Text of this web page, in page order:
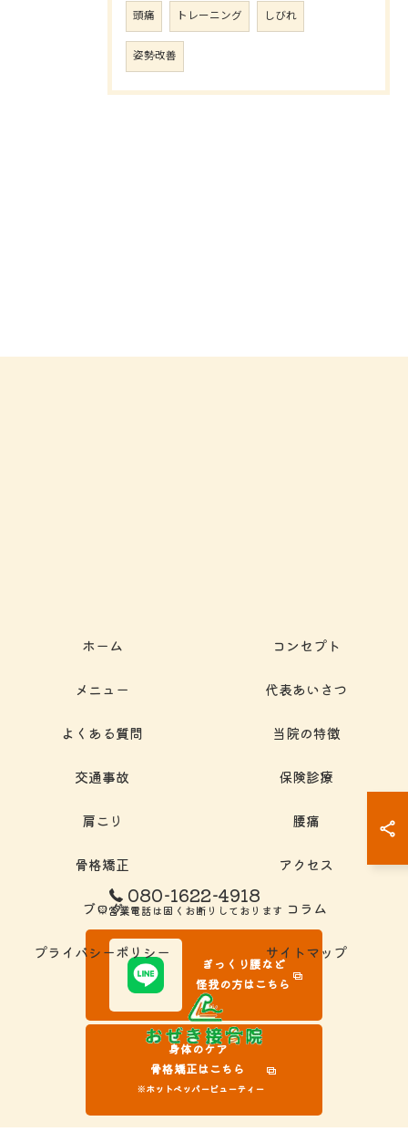
頭痛 トレーニング しびれ
姿勢改善
080-1622-4918
※営業電話は固くお断りしております
ぎっくり腰など
怪我の方はこちら
身体のケア
骨格矯正はこちら
※ホットペッパービューティー
ホーム コンセプト
メニュー 代表あいさつ
よくある質問 当院の特徴
交通事故 保険診療
肩こり 腰痛
骨格矯正 アクセス
ブログ コラム
プライバシーポリシー サイトマップ
© 2026 岐阜県大垣市の接骨院ならおぜき接骨院/整体院｜腰痛/交通事故治療/肩こ
り ALL RIGHTS RESERVED.